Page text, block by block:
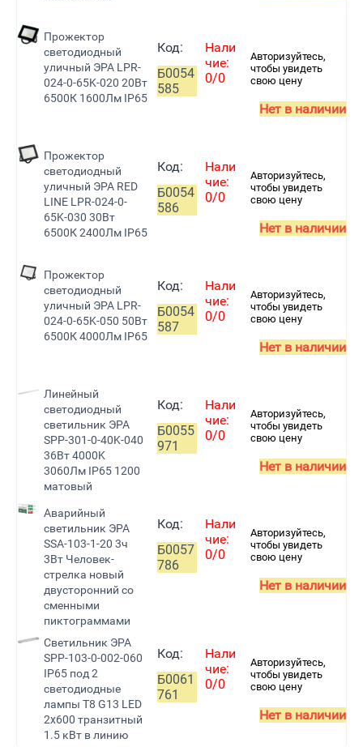
Прожектор
светодиодный
уличный ЭРА LPR-
024-0-65K-020 20Вт
6500К 1600Лм IP65
Код:
Б0054
585
Нали
чие:
0/0
Авторизуйтесь,
чтобы увидеть
свою цену
Нет в наличии
Прожектор
светодиодный
уличный ЭРА RED
LINE LPR-024-0-
65K-030 30Вт
6500К 2400Лм IP65
Код:
Б0054
586
Нали
чие:
0/0
Авторизуйтесь,
чтобы увидеть
свою цену
Нет в наличии
Прожектор
светодиодный
уличный ЭРА LPR-
024-0-65K-050 50Вт
6500К 4000Лм IP65
Код:
Б0054
587
Нали
чие:
0/0
Авторизуйтесь,
чтобы увидеть
свою цену
Нет в наличии
Линейный
светодиодный
светильник ЭРА
SPP-301-0-40K-040
36Вт 4000K
3060Лм IP65 1200
матовый
Код:
Б0055
971
Нали
чие:
0/0
Авторизуйтесь,
чтобы увидеть
свою цену
Нет в наличии
Аварийный
светильник ЭРА
SSA-103-1-20 3ч
3Вт Человек-
стрелка новый
двусторонний со
сменными
пиктограммами
Код:
Б0057
786
Нали
чие:
0/0
Авторизуйтесь,
чтобы увидеть
свою цену
Нет в наличии
Светильник ЭРА
SPP-103-0-002-060
IP65 под 2
светодиодные
лампы T8 G13 LED
2x600 транзитный
1.5 кВт в линию
Код:
Б0061
761
Нали
чие:
0/0
Авторизуйтесь,
чтобы увидеть
свою цену
Нет в наличии